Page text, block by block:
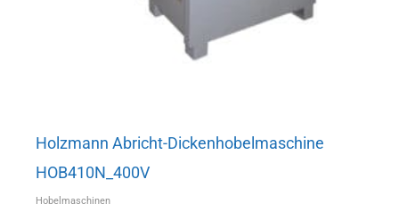
Holzmann Abricht-Dickenhobelmaschine
HOB410N_400V
Hobelmaschinen